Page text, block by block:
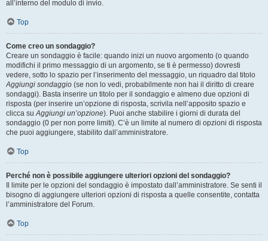
all’interno del modulo di invio.
Top
Come creo un sondaggio?
Creare un sondaggio è facile: quando inizi un nuovo argomento (o quando
modifichi il primo messaggio di un argomento, se ti è permesso) dovresti
vedere, sotto lo spazio per l’inserimento del messaggio, un riquadro dal titolo
Aggiungi sondaggio (se non lo vedi, probabilmente non hai il diritto di creare
sondaggi). Basta inserire un titolo per il sondaggio e almeno due opzioni di
risposta (per inserire un’opzione di risposta, scrivila nell’apposito spazio e
clicca suAggiungi un’opzione). Puoi anche stabilire i giorni di durata del
sondaggio (0 per non porre limiti). C’è un limite al numero di opzioni di risposta
che puoi aggiungere, stabilito dall’amministratore.
Top
Perché non è possibile aggiungere ulteriori opzioni del sondaggio?
Il limite per le opzioni del sondaggio è impostato dall’amministratore. Se senti il
bisogno di aggiungere ulteriori opzioni di risposta a quelle consentite, contatta
l’amministratore del Forum.
Top